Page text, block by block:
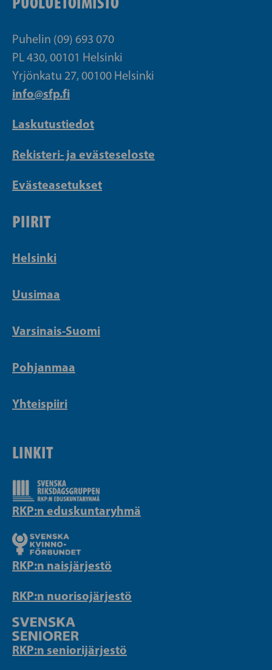
Puhelin (09) 693 070
PL 430, 00101 Helsinki
Yrjönkatu 27, 00100 Helsinki
info@sfp.fi
Laskutustiedot
Rekisteri- ja evästeseloste
Evästeasetukset
PIIRIT
Helsinki
Uusimaa
Varsinais-Suomi
Pohjanmaa
Yhteispiiri
LINKIT
RKP:n eduskuntaryhmä
RKP:n naisjärjestö
RKP:n nuorisojärjestö
RKP:n seniorijärjestö